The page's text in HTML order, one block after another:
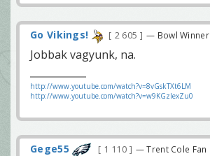
Go Vikings! 2 605 — Bowl Winner
Jobbak vagyunk, na.
http://www.youtube.com/watch?v=8vGskTXt6LM
http://www.youtube.com/watch?v=w9KGzIexZu0
Gege55 1 110 — Trent Cole Fan